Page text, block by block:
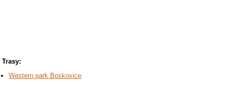
Trasy:
Western park Boskovice